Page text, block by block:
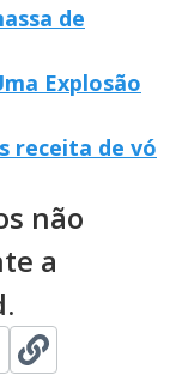
de
Explosão
receita de vó
não
a